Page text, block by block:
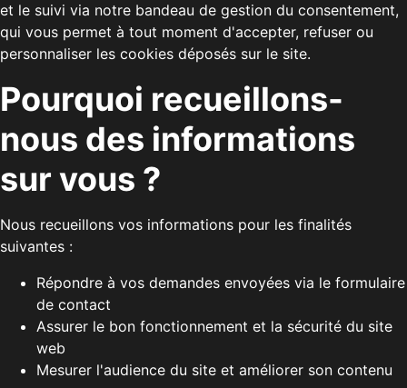
et le suivi via notre bandeau de gestion du consentement,
qui vous permet à tout moment d'accepter, refuser ou
personnaliser les cookies déposés sur le site.
Pourquoi recueillons-
nous des informations
sur vous ?
Nous recueillons vos informations pour les finalités
suivantes :
Répondre à vos demandes envoyées via le formulaire
de contact
Assurer le bon fonctionnement et la sécurité du site
web
Mesurer l'audience du site et améliorer son contenu